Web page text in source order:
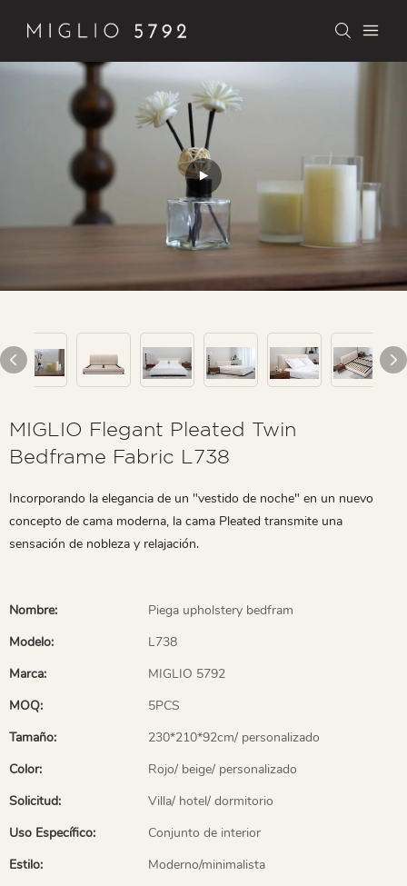
MIGLIO Flegant Pleated Twin
Bedframe Fabric L738
Incorporando la elegancia de un "vestido de noche" en un nuevo
concepto de cama moderna, la cama Pleated transmite una
sensación de nobleza y relajación.
Nombre:
Piega upholstery bedfram
Modelo:
L738
Marca:
MIGLIO 5792
MOQ:
5PCS
Tamaño:
230*210*92cm/ personalizado
Color:
Rojo/ beige/ personalizado
Solicitud:
Villa/ hotel/ dormitorio
Uso Específico:
Conjunto de interior
Estilo:
Moderno/minimalista